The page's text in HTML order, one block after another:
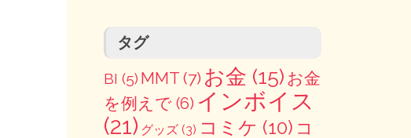
タグ
BI (5) MMT(7) お金 (15) お金
を例えで(6) インボイス
(21) グッズ(3) コミケ (10) コ